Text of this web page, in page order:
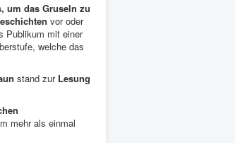
um das Gruseln zu
vor oder
Publikum mit einer
welche das
stand zur Lesung
mehr als einmal